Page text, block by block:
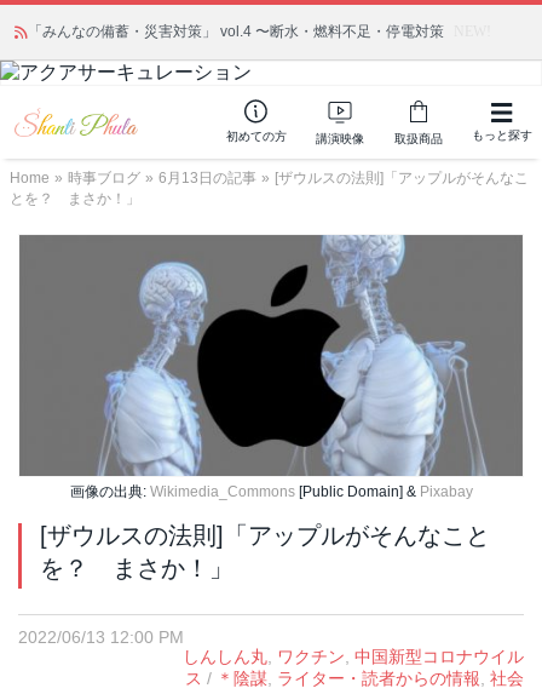
「みんなの備蓄・災害対策」 vol.4 〜断水・燃料不足・停電対策
初めての方 講演映像 取扱商品 もっと探す
Home » 時事ブログ » 6月13日の記事 » [ザウルスの法則]「アップルがそんなこ
とを？ まさか！」
画像の出典: Wikimedia_Commons[Public Domain] & Pixabay
[ザウルスの法則]「アップルがそんなこと
を？ まさか！」
2022/06/13 12:00 PM
しんしん丸, ワクチン, 中国新型コロナウイル
ス / ＊陰謀, ライター・読者からの情報, 社会